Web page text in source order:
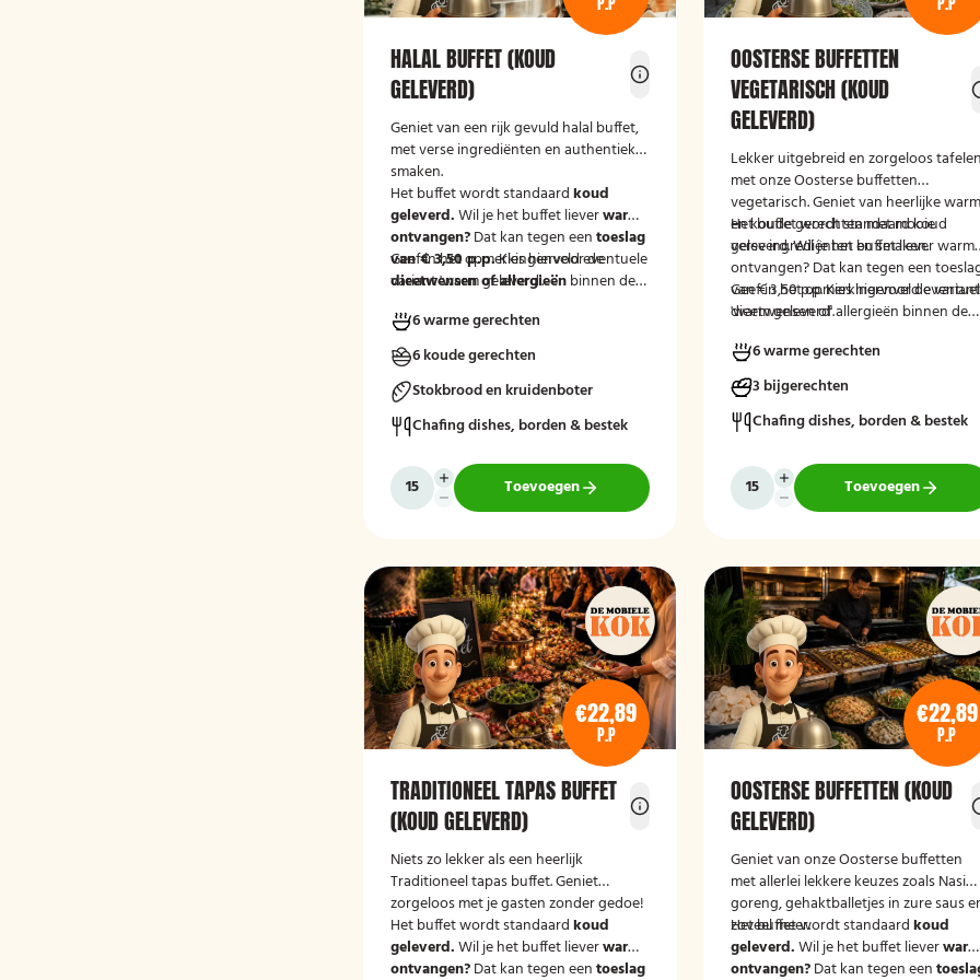
HALAL BUFFET (KOUD
GELEVERD)
Geniet van een rijk gevuld halal buffet,
met verse ingrediënten en authentieke
smaken.
Het buffet wordt standaardkoud
geleverd.Wil je het buffet lieverwarm
ontvangen?Dat kan tegen eentoeslag
van € 3,50 p.p.Kies hiervoor de
variant 'warm geleverd'.
Geef in het opmerkingenveld eventuele
dieetwensen of allergieënbinnen de
mee kunnen houden.
6 warme gerechten
6 koude gerechten
Stokbrood en kruidenboter
Chafing dishes, borden & bestek
Toevoegen
OOSTERSE BUFFETTEN
VEGETARISCH (KOUD
GELEVERD)
Lekker uitgebreid en zorgeloos tafelen
met onze Oosterse buffetten
vegetarisch. Geniet van heerlijke
en koude gerechten met mooie
verse ingrediënten en smaken.
Het buffet wordt standaard koud
geleverd. Wil je het buffet liever warm
ontvangen? Dat kan tegen een
van € 3,50 p.p. Kies hiervoor de variant
'warm geleverd'.
Geef in het opmerkingenveld
dieetwensen of allergieën binnen de
mee kunnen houden.
6 warme gerechten
3 bijgerechten
Chafing dishes, borden & bestek
Toevoegen
€22,89
P.P
TRADITIONEEL TAPAS BUFFET
(KOUD GELEVERD)
Niets zo lekker als een heerlijk
Traditioneel tapas buffet. Geniet
zorgeloos met je gasten zonder gedoe!
Het buffet wordt standaardkoud
geleverd.Wil je het buffet lieverwarm
ontvangen?Dat kan tegen eentoeslag
€22,89
P.P
OOSTERSE BUFFETTEN (KOUD
GELEVERD)
Geniet van onze Oosterse buffetten
met allerlei lekkere keuzes zoals Nasi
goreng, gehaktballetjes in zure saus
zoveel meer.
Het buffet wordt standaardkoud
geleverd.Wil je het buffet lieverwarm
ontvangen?Dat kan tegen een